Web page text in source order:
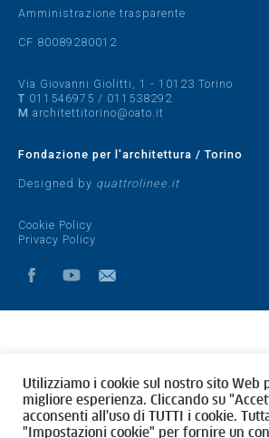
Amministrazione trasparente
CF 80089280012
Via Giovanni Giolitti, 1 - 10123 Torino
T 011546975 / 011538292
M architettitorino@oato.it
Fondazione per l'architettura / Torino
Designed by quattrolinee.it
Cookie Policy
Privacy Policy
Utilizziamo i cookie sul nostro sito Web
migliore esperienza. Cliccando su
acconsenti all'uso di TUTTI i cookie.
"Impostazioni cookie" per fornire un